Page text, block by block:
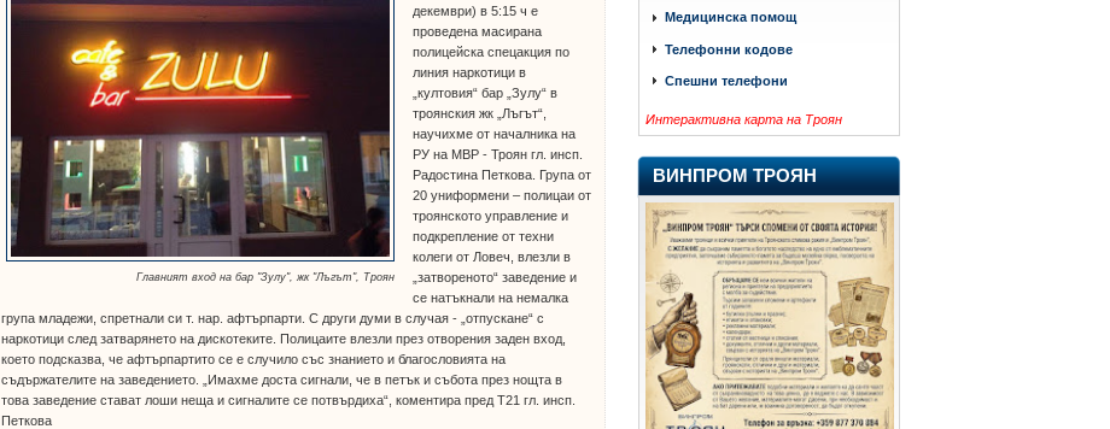
Главният вход на бар "Зулу", жк "Лъгът", Троян
декември) в 5:15 ч е
проведена масирана
полицейска спецакция по
линия наркотици в
„култовия“ бар „Зулу“ в
троянския жк „Лъгът“,
научихме от началника на
РУ на МВР - Троян гл. инсп.
Радостина Петкова. Група от
20 униформени – полицаи от
троянското управление и
подкрепление от техни
колеги от Ловеч, влезли в
„затвореното“ заведение и
се натъкнали на немалка
група младежи, спретнали си т. нар. афтърпарти. С други думи в случая - „отпускане“ с
наркотици след затварянето на дискотеките. Полицаите влезли през отворения заден вход,
което подсказва, че афтърпартито се е случило със знанието и благословията на
съдържателите на заведението. „Имахме доста сигнали, че в петък и събота през нощта в
това заведение стават лоши неща и сигналите се потвърдиха“, коментира пред Т21 гл. инсп.
Петкова
Медицинска помощ
Телефонни кодове
Спешни телефони
Интерактивна карта на Троян
ВИНПРОМ ТРОЯН